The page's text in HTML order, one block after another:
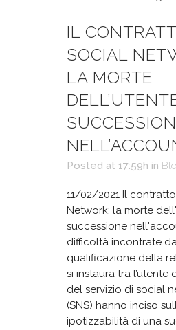
IL
SOCIAL
LA MORTE
Posted at 17:59h in
11/02/2021 Il
Network: la morte
successione
difficoltà incontrate
qualificazione della
si instaura tra l’utente
del servizio di social
(SNS) hanno inciso
ipotizzabilità di una